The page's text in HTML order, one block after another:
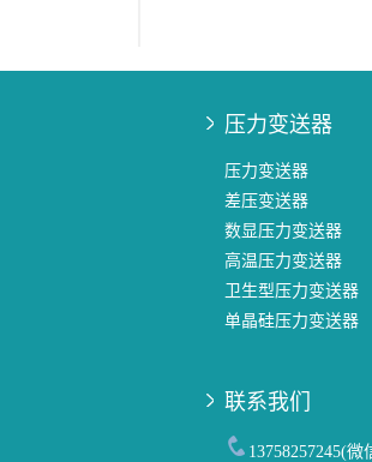
压力变送器
压力变送器
差压变送器
数显压力变送器
高温压力变送器
卫生型压力变送器
单晶硅压力变送器
联系我们
13758257245(微